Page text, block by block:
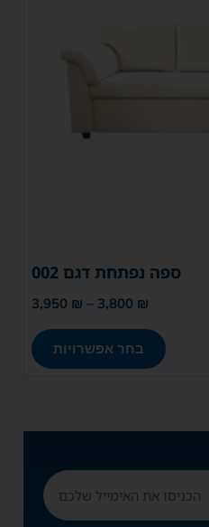
ספה נפתחת דגם 002
3,800 ₪
–
3,950 ₪
בחר אפשרויות